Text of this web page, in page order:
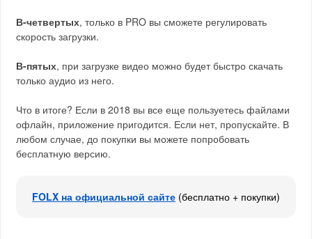
В-четвертых, только в PRO вы сможете регулировать
скорость загрузки.
В-пятых, при загрузке видео можно будет быстро скачать
только аудио из него.
Что в итоге? Если в 2018 вы все еще пользуетесь файлами
офлайн, приложение пригодится. Если нет, пропускайте. В
любом случае, до покупки вы можете попробовать
бесплатную версию.
FOLX на официальной сайте (бесплатно + покупки)